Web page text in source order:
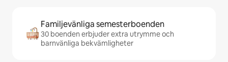
Familjevänliga semesterboenden
30 boenden erbjuder extra utrymme och
barnvänliga bekvämligheter